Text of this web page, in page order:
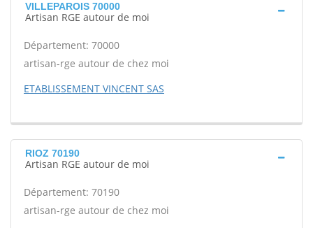
VILLEPAROIS 70000
Artisan RGE autour de moi
Département: 70000
artisan-rge autour de chez moi
ETABLISSEMENT VINCENT SAS
RIOZ 70190
Artisan RGE autour de moi
Département: 70190
artisan-rge autour de chez moi